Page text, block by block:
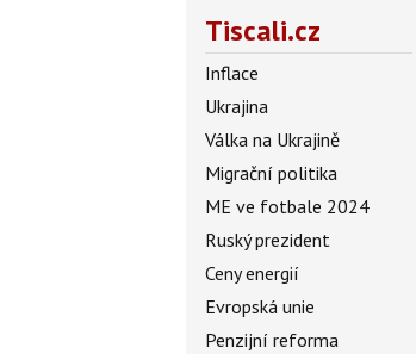
Tiscali.cz
Inflace
Ukrajina
Válka na Ukrajině
Migrační politika
ME ve fotbale 2024
Ruský prezident
Ceny energií
Evropská unie
Penzijní reforma